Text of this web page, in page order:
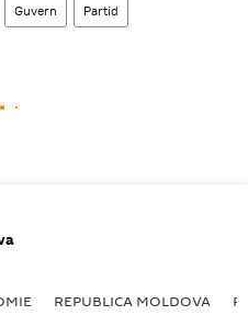
Guvern Partid
REPUBLICA MOLDOVA